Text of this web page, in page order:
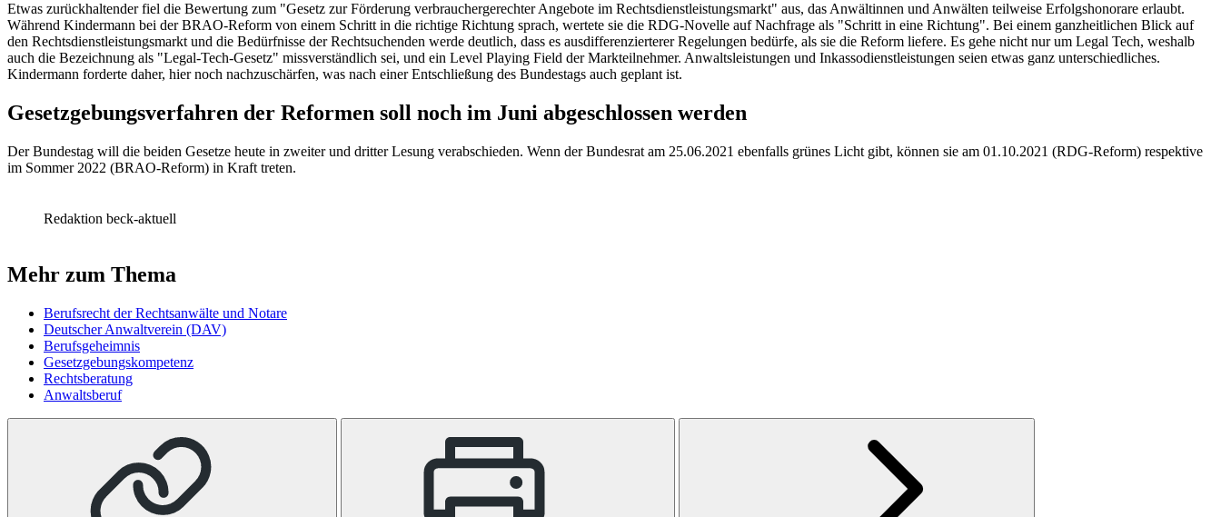
Etwas zurückhaltender fiel die Bewertung zum "Gesetz zur Förderung verbrauchergerechter Angebote im Rechtsdienstleistungsmarkt" aus, das Anwältinnen und Anwälten teilweise Erfolgshonorare erlaubt.
Während Kindermann bei der BRAO-Reform von einem Schritt in die richtige Richtung sprach, wertete sie die RDG-Novelle auf Nachfrage als "Schritt in eine Richtung". Bei einem ganzheitlichen Blick auf
den Rechtsdienstleistungsmarkt und die Bedürfnisse der Rechtsuchenden werde deutlich, dass es ausdifferenzierterer Regelungen bedürfe, als sie die Reform liefere. Es gehe nicht nur um Legal Tech, weshalb
auch die Bezeichnung als "Legal-Tech-Gesetz" missverständlich sei, und ein Level Playing Field der Markteilnehmer. Anwaltsleistungen und Inkassodienstleistungen seien etwas ganz unterschiedliches.
Kindermann forderte daher, hier noch nachzuschärfen, was nach einer Entschließung des Bundestags auch geplant ist.
Gesetzgebungsverfahren der Reformen soll noch im Juni abgeschlossen werden
Der Bundestag will die beiden Gesetze heute in zweiter und dritter Lesung verabschieden. Wenn der Bundesrat am 25.06.2021 ebenfalls grünes Licht gibt, können sie am 01.10.2021 (RDG-Reform) respektive
im Sommer 2022 (BRAO-Reform) in Kraft treten.
Redaktion beck-aktuell
Mehr zum Thema
Berufsrecht der Rechtsanwälte und Notare
Deutscher Anwaltverein (DAV)
Berufsgeheimnis
Gesetzgebungskompetenz
Rechtsberatung
Anwaltsberuf